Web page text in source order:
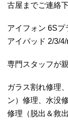
古屋までご連絡下
アイフォン 6Sプ
アイパッド 2/3/
専門スタッフが
ガラス割れ修理
ン）修理、水没
修理（脱出＆救